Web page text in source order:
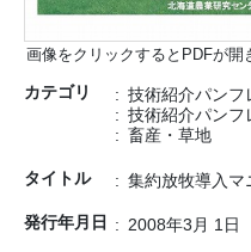
画像をクリックするとPDFが開
カテゴリ
技術紹介パンフ
技術紹介パンフ
畜産・草地
タイトル 集約放牧導入マ
発行年月日 2008年3月 1日